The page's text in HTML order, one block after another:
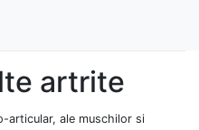
artrite
articular, ale muschilor si